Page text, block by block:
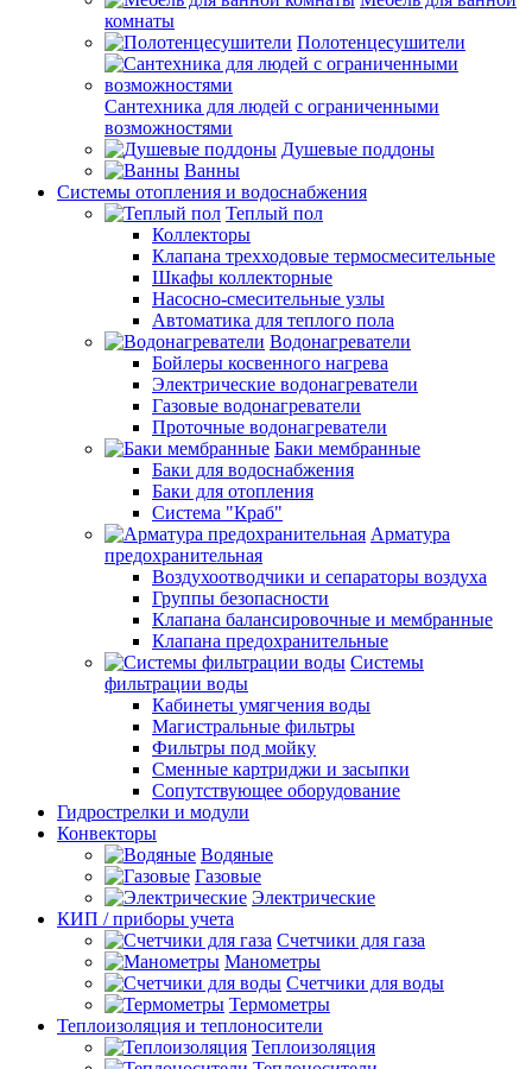
комнаты
Полотенцесушители
Сантехника для людей с ограниченными
возможностями
Душевые поддоны
Ванны
Системы отопления и водоснабжения
Теплый пол
Коллекторы
Клапана трехходовые термосмесительные
Шкафы коллекторные
Насосно-смесительные узлы
Автоматика для теплого пола
Водонагреватели
Бойлеры косвенного нагрева
Электрические водонагреватели
Газовые водонагреватели
Проточные водонагреватели
Баки мембранные
Баки для водоснабжения
Баки для отопления
Система "Краб"
Арматура
предохранительная
Воздухоотводчики и сепараторы воздуха
Группы безопасности
Клапана балансировочные и мембранные
Клапана предохранительные
Системы
фильтрации воды
Кабинеты умягчения воды
Магистральные фильтры
Фильтры под мойку
Сменные картриджи и засыпки
Сопутствующее оборудование
Гидрострелки и модули
Конвекторы
Водяные
Газовые
Электрические
КИП / приборы учета
Счетчики для газа
Манометры
Счетчики для воды
Термометры
Теплоизоляция и теплоносители
Теплоизоляция